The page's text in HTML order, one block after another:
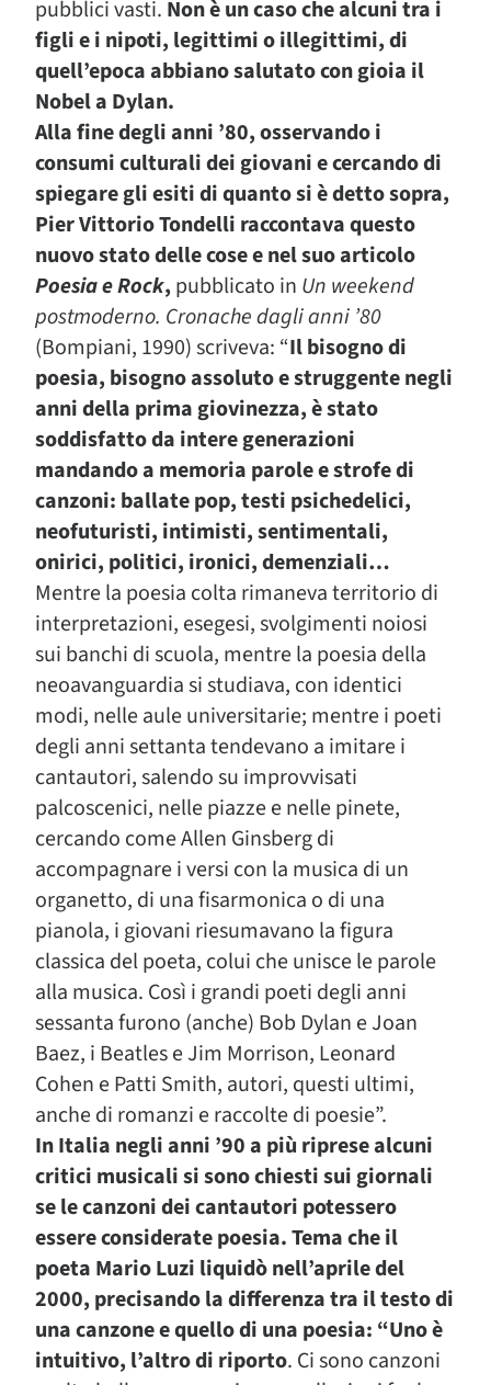
pubblici vasti. Non è un caso che alcuni tra i
figli e i nipoti, legittimi o illegittimi, di
quell’epoca abbiano salutato con gioia il
Nobel a Dylan.
Alla fine degli anni ’80, osservando i
consumi culturali dei giovani e cercando di
spiegare gli esiti di quanto si è detto sopra,
Pier Vittorio Tondelli raccontava questo
nuovo stato delle cose e nel suo articolo
Poesia e Rock, pubblicato in Un weekend
postmoderno. Cronache dagli anni ’80
(Bompiani, 1990) scriveva: “Il bisogno di
poesia, bisogno assoluto e struggente negli
anni della prima giovinezza, è stato
soddisfatto da intere generazioni
mandando a memoria parole e strofe di
canzoni: ballate pop, testi psichedelici,
neofuturisti, intimisti, sentimentali,
onirici, politici, ironici, demenziali…
Mentre la poesia colta rimaneva territorio di
interpretazioni, esegesi, svolgimenti noiosi
sui banchi di scuola, mentre la poesia della
neoavanguardia si studiava, con identici
modi, nelle aule universitarie; mentre i poeti
degli anni settanta tendevano a imitare i
cantautori, salendo su improvvisati
palcoscenici, nelle piazze e nelle pinete,
cercando come Allen Ginsberg di
accompagnare i versi con la musica di un
organetto, di una fisarmonica o di una
pianola, i giovani riesumavano la figura
classica del poeta, colui che unisce le parole
alla musica. Così i grandi poeti degli anni
sessanta furono (anche) Bob Dylan e Joan
Baez, i Beatles e Jim Morrison, Leonard
Cohen e Patti Smith, autori, questi ultimi,
anche di romanzi e raccolte di poesie”.
In Italia negli anni ’90 a più riprese alcuni
critici musicali si sono chiesti sui giornali
se le canzoni dei cantautori potessero
essere considerate poesia. Tema che il
poeta Mario Luzi liquidò nell’aprile del
2000, precisando la differenza tra il testo di
una canzone e quello di una poesia: “Uno è
intuitivo, l’altro di riporto. Ci sono canzoni